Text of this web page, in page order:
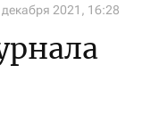
декабря 2021, 16:28